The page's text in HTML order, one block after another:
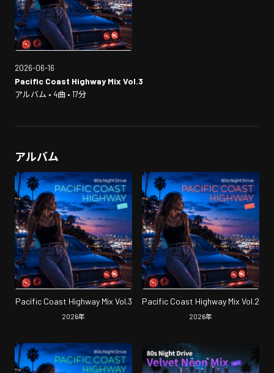
2026-06-16
Pacific Coast Highway Mix Vol.3
アルバム • 4曲 • 17分
アルバム
Pacific Coast Highway Mix Vol.3
2026年
Pacific Coast Highway Mix Vol.2
2026年